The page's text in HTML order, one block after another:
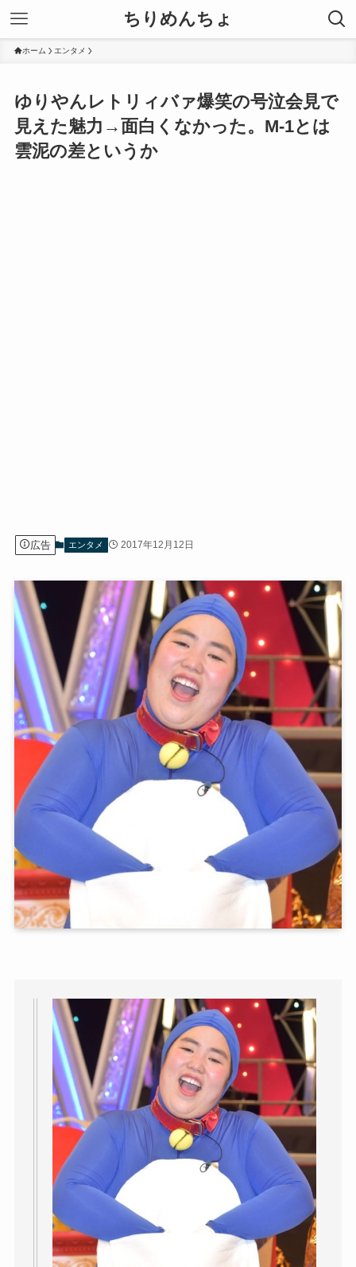
ちりめんちょ
ホーム エンタメ
ゆりやんレトリィバァ爆笑の号泣会見で
見えた魅力→面白くなかった。M-1とは
雲泥の差というか
広告 エンタメ 2017年12月12日